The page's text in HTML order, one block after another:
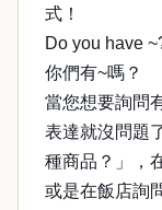
式！
Do you have
你們有~嗎？
當您想要詢問
表達就沒問題
種商品？」，
或是在飯店詢